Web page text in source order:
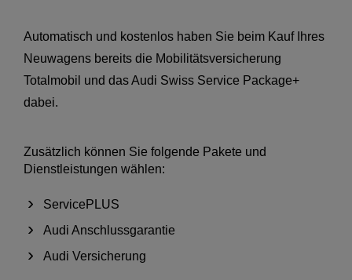
Automatisch und kostenlos haben Sie beim Kauf Ihres
Neuwagens bereits die Mobilitätsversicherung
Totalmobil und das Audi Swiss Service Package+
dabei.
Zusätzlich können Sie folgende Pakete und
Dienstleistungen wählen:
ServicePLUS
Audi Anschlussgarantie
Audi Versicherung